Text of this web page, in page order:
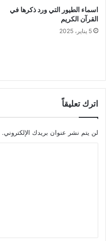
اسماء الطيور التي ورد ذكرها في
القرآن الكريم
5 يناير، 2025
اترك تعليقاً
لن يتم نشر عنوان بريدك الإلكتروني.
ق